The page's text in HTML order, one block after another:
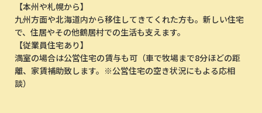
【本州や札幌から】
九州方面や北海道内から移住してきてくれた方も。新しい住宅
で、住居やその他鶴居村での生活も支えます。
【従業員住宅あり】
満室の場合は公営住宅の賃与も可（車で牧場まで8分ほどの距
離、家賃補助致します。※公営住宅の空き状況にもよる応相
談）